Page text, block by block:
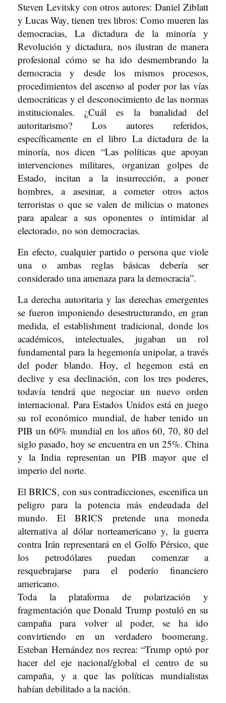
Steven Levitsky con otros autores: Daniel Ziblatt
y Lucas Way, tienen tres libros: Como mueren las
democracias, La dictadura de la minoría y
Revolución y dictadura, nos ilustran de manera
profesional cómo se ha ido desmembrando la
democracia y desde los mismos procesos,
procedimientos del ascenso al poder por las vías
democráticas y el desconocimiento de las normas
institucionales. ¿Cuál es la banalidad del
autoritarismo? Los autores referidos,
específicamente en el libro La dictadura de la
minoría, nos dicen “Las políticas que apoyan
intervenciones militares, organizan golpes de
Estado, incitan a la insurrección, a poner
hombres, a asesinar, a cometer otros actos
terroristas o que se valen de milicias o matones
para apalear a sus oponentes o intimidar al
electorado, no son democracias.
En efecto, cualquier partido o persona que viole
una o ambas reglas básicas debería ser
considerado una amenaza para la democracia”.
La derecha autoritaria y las derechas emergentes
se fueron imponiendo desestructurando, en gran
medida, el establishment tradicional, donde los
académicos, intelectuales, jugaban un rol
fundamental para la hegemonía unipolar, a través
del poder blando. Hoy, el hegemon está en
declive y esa declinación, con los tres poderes,
todavía tendrá que negociar un nuevo orden
internacional. Para Estados Unidos está en juego
su rol económico mundial, de haber tenido un
PIB un 60% mundial en los años 60, 70, 80 del
siglo pasado, hoy se encuentra en un 25%. China
y la India representan un PIB mayor que el
imperio del norte.
El BRICS, con sus contradicciones, escenifica un
peligro para la potencia más endeudada del
mundo. El BRICS pretende una moneda
alternativa al dólar norteamericano y, la guerra
contra Irán representará en el Golfo Pérsico, que
los petrodólares puedan comenzar a
resquebrajarse para el poderío financiero
americano.
Toda la plataforma de polarización y
fragmentación que Donald Trump postuló en su
campaña para volver al poder, se ha ido
convirtiendo en un verdadero boomerang.
Esteban Hernández nos recrea: “Trump optó por
hacer del eje nacional/global el centro de su
campaña, y a que las políticas mundialistas
habían debilitado a la nación.